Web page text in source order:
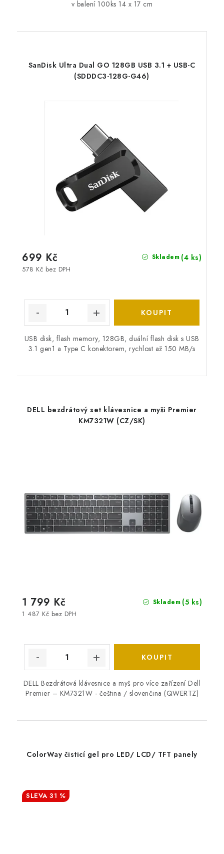
v balení 100ks 14 x 17 cm
SanDisk Ultra Dual GO 128GB USB 3.1 + USB-C
(SDDDC3-128G-G46)
Skladem (4 ks)
578 Kč bez DPH
699 Kč
USB disk, flash memory, 128GB, duální flash disk s USB
3.1 gen1 a Type C konektorem, rychlost až 150 MB/s
DELL bezdrátový set klávesnice a myši Premier
KM7321W (CZ/SK)
Skladem (5 ks)
1 487 Kč bez DPH
1 799 Kč
DELL Bezdrátová klávesnice a myš pro více zařízení Dell
Premier – KM7321W - čeština / slovenčina (QWERTZ)
ColorWay čisticí gel pro LED/ LCD/ TFT panely
31 %